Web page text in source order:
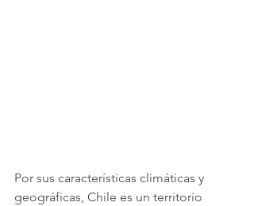
Por sus características climáticas y
geográficas, Chile es un territorio